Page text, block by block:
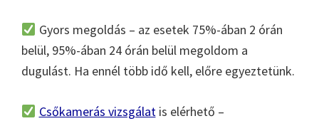
Gyors megoldás – az esetek 75%-ában 2 órán
belül, 95%-ában 24 órán belül megoldom a
dugulást. Ha ennél több idő kell, előre egyeztetünk.
Csőkamerás vizsgálatis elérhető –